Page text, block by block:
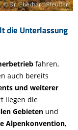
die Unterlassung
© Dr. Eberhard Pfeuffer
fahren,
auch bereits
und weiterer
liegen die
Gebieten und
Alpenkonvention,